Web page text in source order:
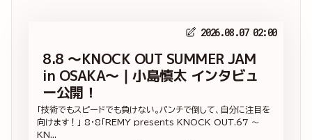
2026.08.07 02:00
8.8 ～KNOCK OUT SUMMER JAM
in OSAKA～｜小島慎太 インタビュ
ー公開！
「技術でもスピードでも負けない。パンチで倒して、自分に注目を
向けます！」 8・8「REMY presents KNOCK OUT.67 ～
KN...